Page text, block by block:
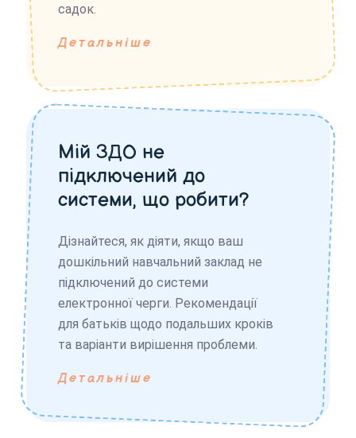
садок.
Детальніше
Мій ЗДО не
підключений до
системи, що робити?
Дізнайтеся, як діяти, якщо ваш
дошкільний навчальний заклад не
підключений до системи
електронної черги. Рекомендації
для батьків щодо подальших кроків
та варіанти вирішення проблеми.
Детальніше